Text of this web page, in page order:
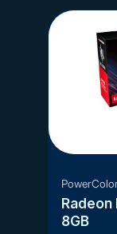
Radeon
8GB